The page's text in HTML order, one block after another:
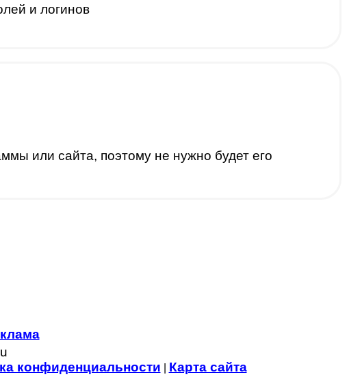
и логинов
или сайта, поэтому не нужно будет его
конфиденциальности Карта сайта